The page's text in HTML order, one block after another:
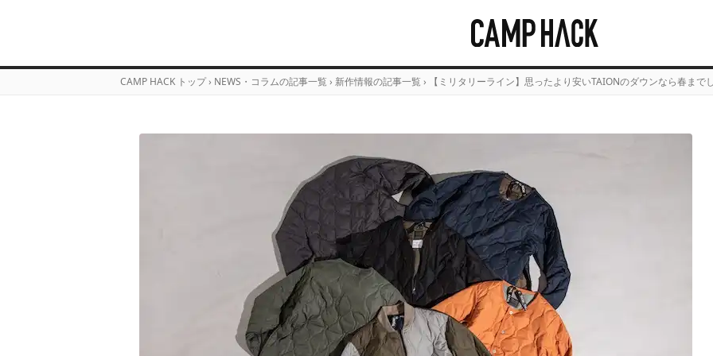
CAMP HACK トップ › NEWS・コラムの記事一覧 › 新作情報の記事一覧 › 【ミリタリーライン】思ったより安いTAIONのダウンなら春まで